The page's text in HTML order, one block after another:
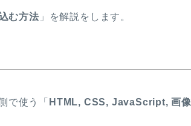
む方法 」を解説をします。
で使う「 HTML, CSS, JavaScript, 画像